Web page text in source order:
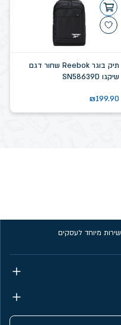
תיק בוגר Reebok שחור דגם
שיקגו SN58639D
₪199.90
שירות מיוחד לעסקים